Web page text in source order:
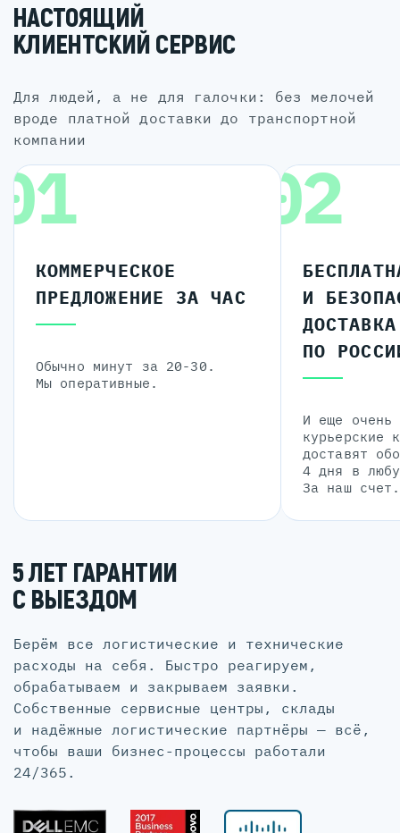
НАСТОЯЩИЙ
КЛИЕНТСКИЙ СЕРВИС
для людей, а не для галочки: без мелочей
вроде платной доставки до транспортной
компании
КОММЕРЧЕСКОЕ
ПРЕДЛОЖЕНИЕ ЗА ЧАС
Обычно минут за 20-30.
Мы оперативные.
02
И
ДОСТАВКА
ПО
И еще очень
курьерские
доставят
4 дня в
За наш счет.
5 ЛЕТ ГАРАНТИИ
С ВЫЕЗДОМ
Берём все логистические и технические
расходы на себя. Быстро реагируем,
обрабатываем и закрываем заявки.
Собственные сервисные центры, склады
и надёжные логистические партнёры — всё,
чтобы ваши бизнес-процессы работали
24/365.